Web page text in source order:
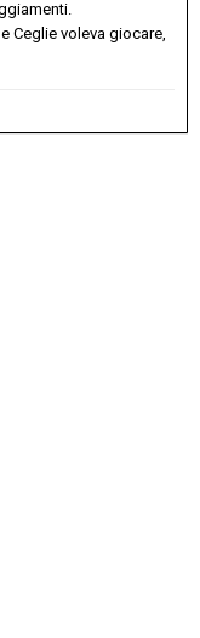
Ceglie voleva giocare,